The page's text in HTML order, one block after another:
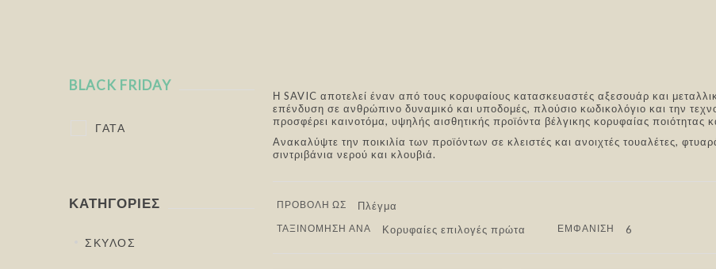
Η SAVIC αποτελεί έναν από τους κορυφαίους κατασκευαστές αξεσουάρ και
επένδυση σε ανθρώπινο δυναμικό και υποδομές, πλούσιο κωδικολόγιο και την
προσφέρει καινοτόμα, υψηλής αισθητικής προϊόντα βέλγικης κορυφαίας ποιότητας
Ανακαλύψτε την ποικιλία των προϊόντων σε κλειστές και ανοιχτές τουαλέτες,
σιντριβάνια νερού και κλουβιά.
ΠΡΟΒΟΛΉ ΩΣ
ΤΑΞΙΝΌΜΗΣΗ ΑΝΆ
ΕΜΦΆΝΙΣΗ
BLACK FRIDAY
ΓΑΤΑ
ΚΑΤΗΓΟΡΊΕΣ
ΣΚΥΛΟΣ